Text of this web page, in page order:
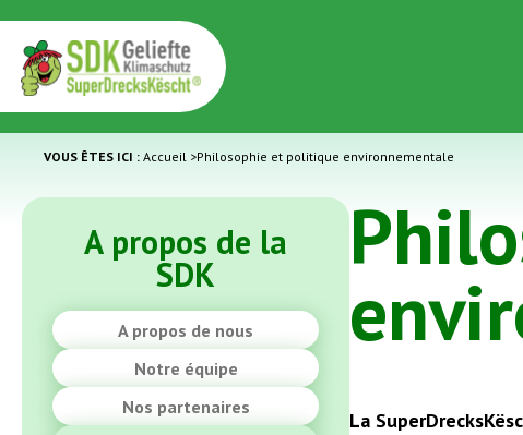
VOUS ÊTES ICI : Accueil >Philosophie et politique environnementale
A propos de la
SDK
A propos de nous
Notre équipe
Nos partenaires
La